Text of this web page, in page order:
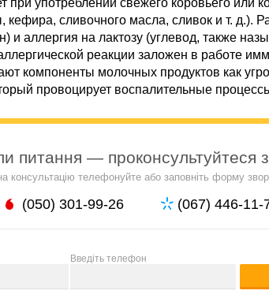
при употреблении свежего коровьего или
кефира, сливочного масла, сливок и т. д.).
и аллергия на лактозу (углевод, также
реакции заложен в работе
компоненты молочных продуктов как
провоцирует воспалительные
питання — проконсультуйтеся
консультацію телефонуйте або заповніть форму
(050) 301-99-26 (067) 446-11-
Введіть телефон